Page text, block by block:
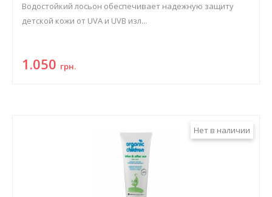
Водостойкий лосьон обеспечивает надежную защиту
детской кожи от UVA и UVB изл...
1.050 грн.
Нет в наличии